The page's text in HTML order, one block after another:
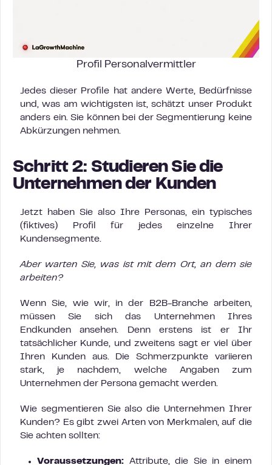
Profil Personalvermittler
Jedes dieser Profile hat andere Werte, Bedürfnisse
und, was am wichtigsten ist, schätzt unser Produkt
anders ein. Sie können bei der Segmentierung keine
Abkürzungen nehmen.
Schritt 2: Studieren Sie die
Unternehmen der Kunden
Jetzt haben Sie also Ihre Personas, ein typisches
(fiktives) Profil für jedes einzelne Ihrer
Kundensegmente.
Aber warten Sie, was ist mit dem Ort, an dem sie
arbeiten?
Wenn Sie, wie wir, in der B2B-Branche arbeiten,
müssen Sie sich das Unternehmen Ihres
Endkunden ansehen. Denn erstens ist er Ihr
tatsächlicher Kunde, und zweitens sagt er viel über
Ihren Kunden aus. Die Schmerzpunkte variieren
stark, je nachdem, welche Angaben zum
Unternehmen der Persona gemacht werden.
Wie segmentieren Sie also die Unternehmen Ihrer
Kunden? Es gibt zwei Arten von Merkmalen, auf die
Sie achten sollten:
Voraussetzungen: Attribute, die Sie in einem